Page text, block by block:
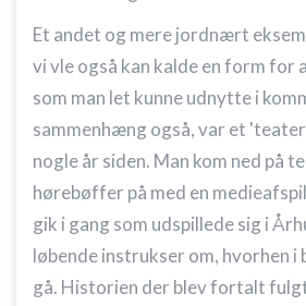
Et andet og mere jordnært
vi vle også kan kalde en form for
som man let kunne udnytte i
sammenhæng også, var et
nogle år siden. Man kom ned på
hørebøffer på med en
gik i gang som udspillede sig i
løbende instrukser om, hvorhen i
gå. Historien der blev fortalt